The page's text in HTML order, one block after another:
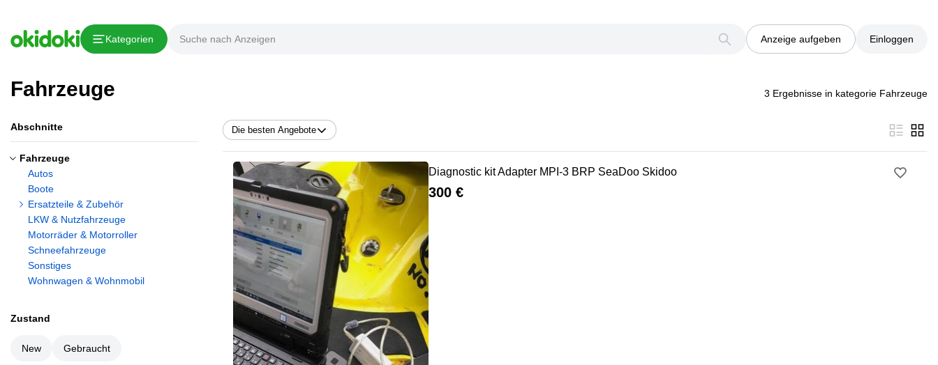
Kategorien Anzeige aufgeben Einloggen
Fahrzeuge 3 Ergebnisse in kategorie Fahrzeuge
Die besten Angebote
Diagnostic kit Adapter MPI-3 BRP SeaDoo Skidoo
300 €
Abschnitte
Fahrzeuge
Autos
Boote
Ersatzteile & Zubehör
LKW & Nutzfahrzeuge
Motorräder & Motorroller
Schneefahrzeuge
Sonstiges
Wohnwagen & Wohnmobil
Zustand
New Gebraucht